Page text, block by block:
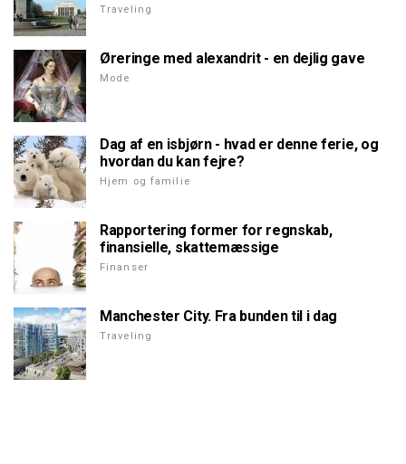
Traveling
Øreringe med alexandrit - en dejlig gave
Mode
Dag af en isbjørn - hvad er denne ferie, og
hvordan du kan fejre?
Hjem og familie
Rapportering former for regnskab,
finansielle, skattemæssige
Finanser
Manchester City. Fra bunden til i dag
Traveling